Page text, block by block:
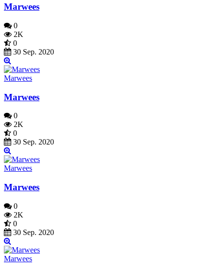
Marwees
0
2K
0
30 Sep. 2020
Marwees
Marwees
0
2K
0
30 Sep. 2020
Marwees
Marwees
0
2K
0
30 Sep. 2020
Marwees